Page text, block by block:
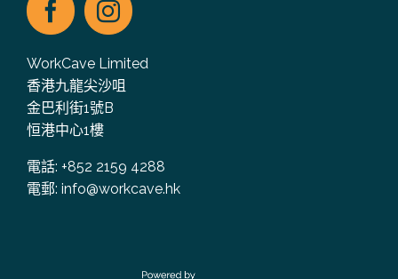
WorkCave Limited
香港九龍尖沙咀
金巴利街1號B
恒港中心1樓
電話: +852 2159 4288
電郵: info@workcave.hk